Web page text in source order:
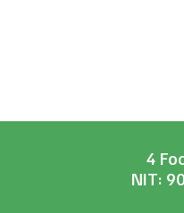
4
NIT: